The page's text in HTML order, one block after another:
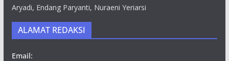
Aryadi, Endang Paryanti, Nuraeni Yeriarsi
ALAMAT REDAKSI
Email: